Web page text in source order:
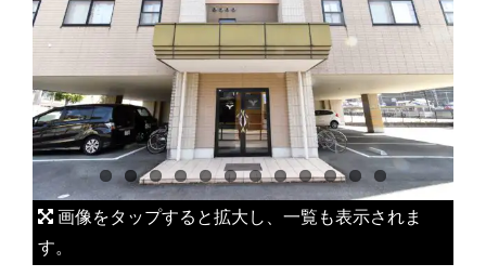
w
a
r
g
r
m
画像をタップすると拡大し、一覧も表示されま
す。